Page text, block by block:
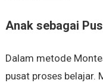
Anak sebagai
Dalam metode
pusat proses belajar.